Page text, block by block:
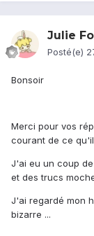
Julie
Posté(e)
Bonsoir
Merci pour vos
courant de ce
J'ai eu un coup
et des trucs
J'ai regardé mon
bizarre ...